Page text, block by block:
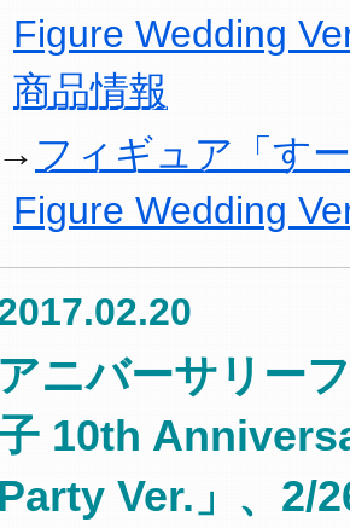
Figure Wedding
商品情報
フィギュア「す
Figure Wedding
アニバーサリー
10th
Party Ver.」、2/